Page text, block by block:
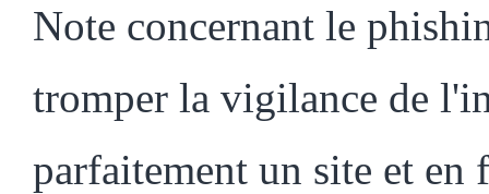
Note concernant le
tromper la vigilance de
parfaitement un site et en